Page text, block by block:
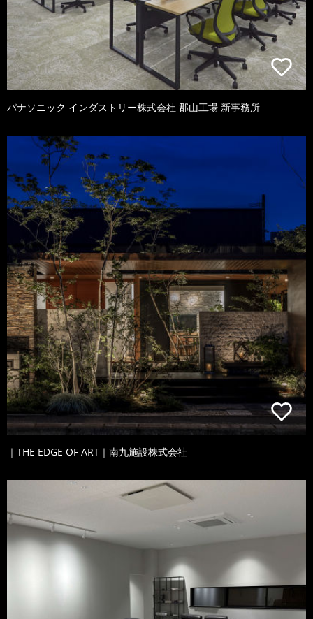
パナソニック インダストリー株式会社 郡山工場 新事務所
｜THE EDGE OF ART｜南九施設株式会社